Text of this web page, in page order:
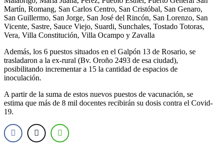
Martín, Romang, San Carlos Centro, San Cristóbal, San Genaro,
San Guillermo, San Jorge, San José del Rincón, San Lorenzo, San
Vicente, Sastre, Sauce Viejo, Suardi, Sunchales, Tostado Totoras,
Vera, Villa Constitución, Villa Ocampo y Zavalla
Además, los 6 puestos situados en el Galpón 13 de Rosario, se
trasladaron a la ex-rural (Bv. Oroño 2493 de esa ciudad),
posibilitando incrementar a 15 la cantidad de espacios de
inoculación.
A partir de la suma de estos nuevos puestos de vacunación, se
estima que más de 8 mil docentes recibirán su dosis contra el Covid-
19.